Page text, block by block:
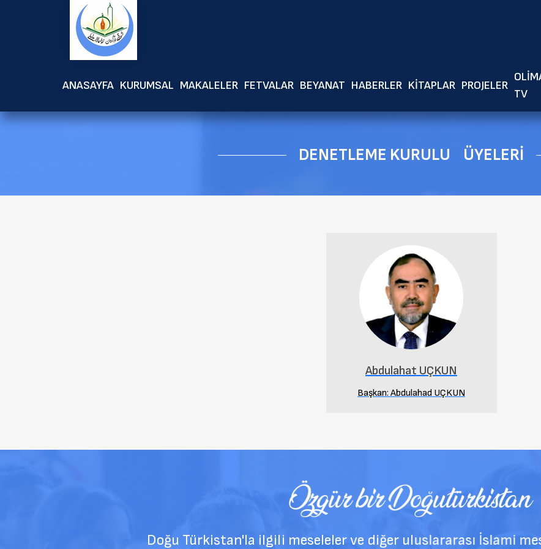
ANASAYFA KURUMSAL MAKALELER FETVALAR BEYANAT HABERLER KITAPLAR PROJELER
TV
DENETLEME KURULU ÜYELERI
Abdulahat UÇKUN
Başkan: Abdulahad UÇKUN
Doğu Türkistan'la ilgili meseleler ve diğer uluslararası İslami